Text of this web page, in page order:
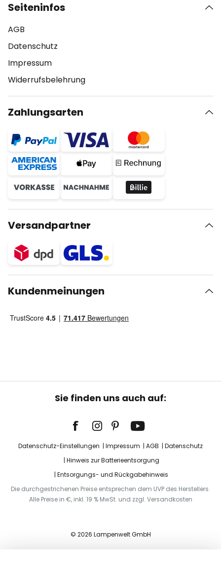
Seiteninfos
AGB
Datenschutz
Impressum
Widerrufsbelehrung
Zahlungsarten
Versandpartner
Kundenmeinungen
Sie finden uns auch auf:
Datenschutz-Einstellungen Impressum AGB
Datenschutz
Hinweis zur Batterieentsorgung
Entsorgungs- und Rückgabehinweis
Die durchgestrichenen Preise entsprechen dem UVP des Herstellers.
Alle Preise in €, inkl. 19 % MwSt. und zzgl. Versandkosten
© 2026 Lampenwelt GmbH